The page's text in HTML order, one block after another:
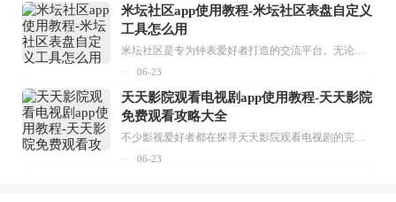
米坛社区app使用教程-米坛社区表盘自定义
工具怎么用
米坛社区是专为钟表爱好者打造的交流平台。无论你是初涉钟表领域的普通爱好者，还是拥有多年收藏经验的资深玩家，都能在此找到属于自己的天地。 无需注册，就能轻松参与其中。通过专业的讨论论坛与丰富的交互功能，你可与世界各地的钟表爱好者畅快交流。若你钟情于钟表，米坛社区无疑是值得一试的理想之选。在这里，你能获取最新的手表资讯，交流见解，提升鉴赏品味，让每一块手表都成为收藏故事中重要的一部分。感兴趣的朋友，不要错过下载机会。...
06-23
天天影院观看电视剧app使用教程-天天影院
免费观看攻略大全
不少影视爱好者都在探寻天天影院观看电视剧的完整方法，结合最新平台使用规则，本篇新手入门攻略全面讲解观看渠道、检索流程、播放设置以及画面模式调整等实用内容。全文适配手机、电脑等主流设备，步骤简洁易懂，无论是初次使用的新手，还是想要优化观影体验的用户，都能参照内容快速上手，熟练掌握平台各项操作技巧，轻松畅享影视内容。...
06-23